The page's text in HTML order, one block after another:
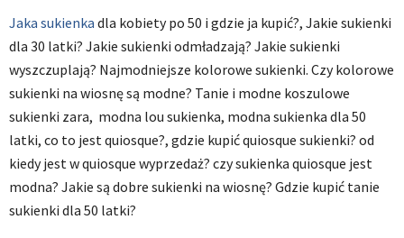
Jaka sukienka dla kobiety po 50 i gdzie ja kupić?, Jakie sukienki
dla 30 latki? Jakie sukienki odmładzają? Jakie sukienki
wyszczuplają? Najmodniejsze kolorowe sukienki. Czy kolorowe
sukienki na wiosnę są modne? Tanie i modne koszulowe
sukienki zara, modna lou sukienka, modna sukienka dla 50
latki, co to jest quiosque?, gdzie kupić quiosque sukienki? od
kiedy jest w quiosque wyprzedaż? czy sukienka quiosque jest
modna? Jakie są dobre sukienki na wiosnę? Gdzie kupić tanie
sukienki dla 50 latki?